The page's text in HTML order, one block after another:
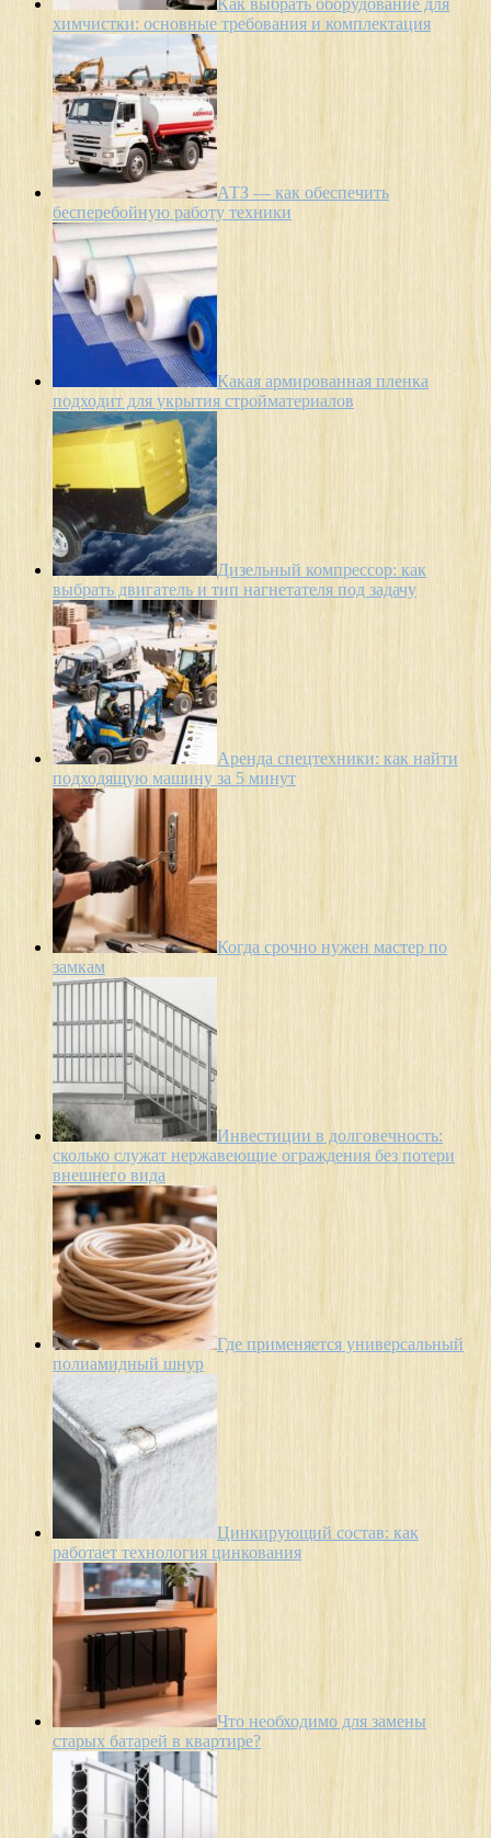
Как выбрать оборудование для
химчистки: основные требования и комплектация
АТЗ — как обеспечить
бесперебойную работу техники
Какая армированная пленка
подходит для укрытия стройматериалов
Дизельный компрессор: как
выбрать двигатель и тип нагнетателя под задачу
Аренда спецтехники: как найти
подходящую машину за 5 минут
Когда срочно нужен мастер по
замкам
Инвестиции в долговечность:
сколько служат нержавеющие ограждения без потери
внешнего вида
Где применяется универсальный
полиамидный шнур
Цинкирующий состав: как
работает технология цинкования
Что необходимо для замены
старых батарей в квартире?